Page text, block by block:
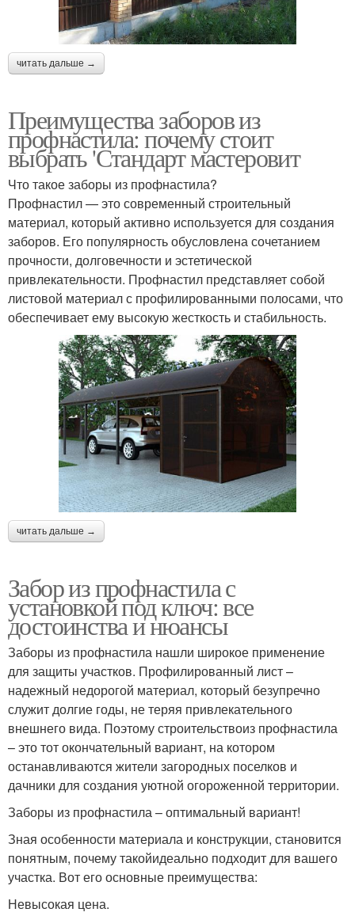
читать дальше →
Преимущества заборов из
профнастила: почему стоит
выбрать 'Стандарт мастеровит
Что такое заборы из профнастила?
Профнастил — это современный строительный
материал, который активно используется для создания
заборов. Его популярность обусловлена сочетанием
прочности, долговечности и эстетической
привлекательности. Профнастил представляет собой
листовой материал с профилированными полосами, что
обеспечивает ему высокую жесткость и стабильность.
читать дальше →
Забор из профнастила с
установкой под ключ: все
достоинства и нюансы
Заборы из профнастила нашли широкое применение
для защиты участков. Профилированный лист –
надежный недорогой материал, который безупречно
служит долгие годы, не теряя привлекательного
внешнего вида. Поэтому строительствоиз профнастила
– это тот окончательный вариант, на котором
останавливаются жители загородных поселков и
дачники для создания уютной огороженной территории.
Заборы из профнастила – оптимальный вариант!
Зная особенности материала и конструкции, становится
понятным, почему такойидеально подходит для вашего
участка. Вот его основные преимущества:
Невысокая цена.